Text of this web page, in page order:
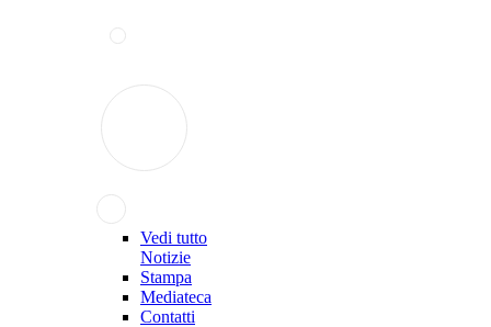
Vedi tutto
Notizie
Stampa
Mediateca
Contatti